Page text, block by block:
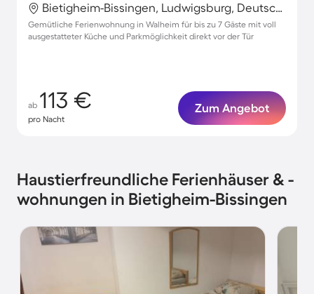
Bietigheim-Bissingen, Ludwigsburg, Deutschland
Gemütliche Ferienwohnung in Walheim für bis zu 7 Gäste mit voll
ausgestatteter Küche und Parkmöglichkeit direkt vor der Tür
ab 113 €
pro Nacht
Zum Angebot
Haustierfreundliche Ferienhäuser & -
wohnungen in Bietigheim-Bissingen